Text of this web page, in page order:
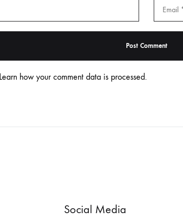
Learn how your comment data is processed.
Social Media